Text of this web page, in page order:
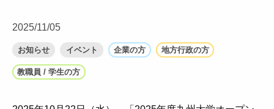
2025/11/05
お知らせ イベント 企業の方 地方行政の方
教職員 / 学生の方